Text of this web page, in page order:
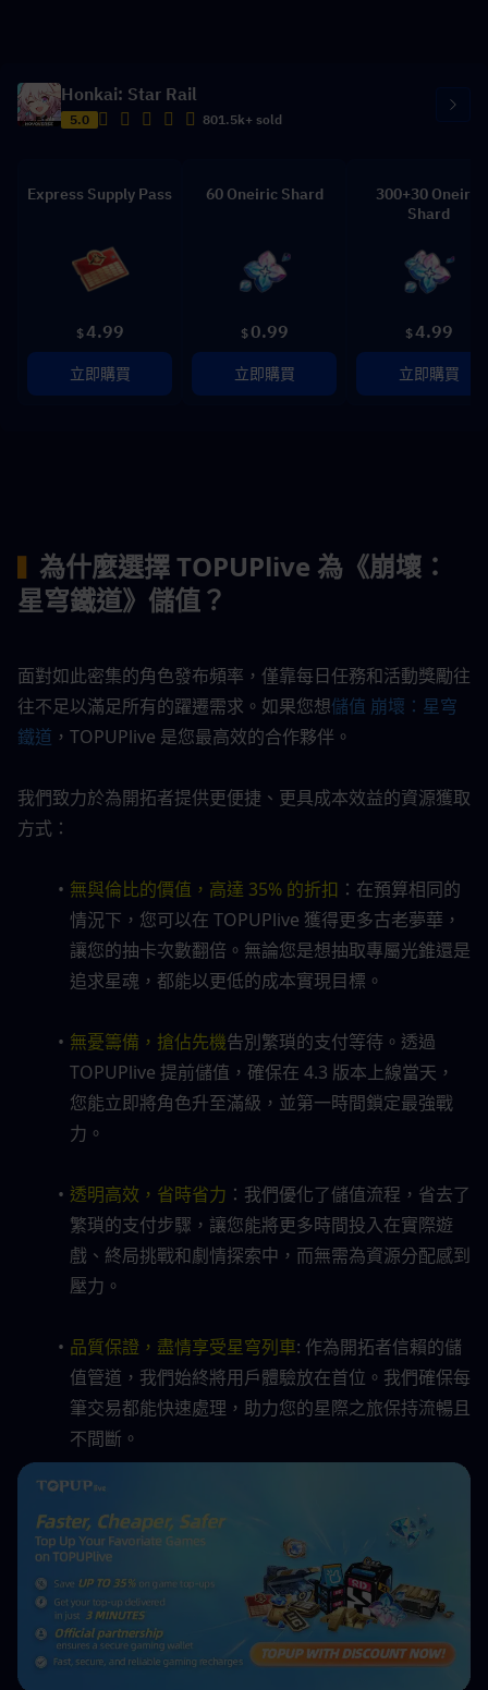
Honkai: Star Rail
5.0 801.5k+ sold
Express Supply Pass
$4.99
立即購買
60 Oneiric Shard
$ 0.99
立即購買
300+30 Oneiric
Shard
$4.99
立即購買
為什麼選擇 TOPUPlive 為《崩壞：
星穹鐵道》儲值？
面對如此密集的角色發布頻率，僅靠每日任務和活動獎勵往
往不足以滿足所有的躍遷需求。如果您想儲值 崩壞：星穹
鐵道 ，TOPUPlive 是您最高效的合作夥伴。
我們致力於為開拓者提供更便捷、更具成本效益的資源獲取
方式：
無與倫比的價值，高達 35% 的折扣 ：在預算相同的
情況下，您可以在 TOPUPlive 獲得更多古老夢華，
讓您的抽卡次數翻倍。無論您是想抽取專屬光錐還是
追求星魂，都能以更低的成本實現目標。
無憂籌備，搶佔先機告別繁瑣的支付等待。透過
TOPUPlive 提前儲值，確保在 4.3 版本上線當天，
您能立即將角色升至滿級，並第一時間鎖定最強戰
力。
透明高效，省時省力 ：我們優化了儲值流程，省去了
繁瑣的支付步驟，讓您能將更多時間投入在實際遊
戲、終局挑戰和劇情探索中，而無需為資源分配感到
壓力。
品質保證，盡情享受星穹列車: 作為開拓者信賴的儲
值管道，我們始終將用戶體驗放在首位。我們確保每
筆交易都能快速處理，助力您的星際之旅保持流暢且
不間斷。